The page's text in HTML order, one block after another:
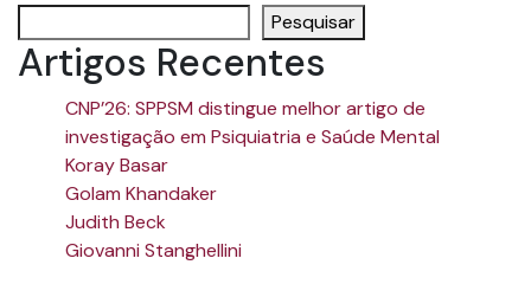
Pesquisar
Artigos Recentes
CNP’26: SPPSM distingue melhor artigo de
investigação em Psiquiatria e Saúde Mental
Koray Basar
Golam Khandaker
Judith Beck
Giovanni Stanghellini